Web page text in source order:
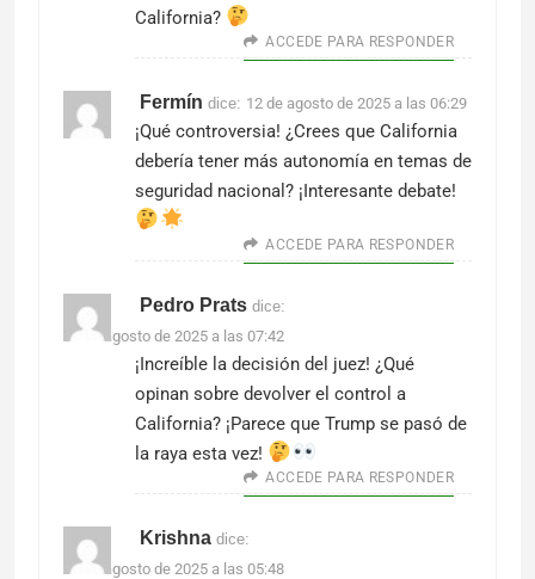
California?
ACCEDE PARA RESPONDER
Fermín dice: 12 de agosto de 2025 a las 06:29
¡Qué controversia! ¿Crees que California
debería tener más autonomía en temas de
seguridad nacional? ¡Interesante debate!
ACCEDE PARA RESPONDER
Pedro Prats dice:
21 de agosto de 2025 a las 07:42
¡Increíble la decisión del juez! ¿Qué
opinan sobre devolver el control a
California? ¡Parece que Trump se pasó de
la raya esta vez!
ACCEDE PARA RESPONDER
Krishna dice:
22 de agosto de 2025 a las 05:48